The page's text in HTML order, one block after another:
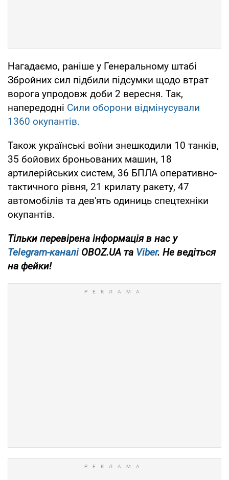
Нагадаємо, раніше у Генеральному штабі
Збройних сил підбили підсумки щодо втрат
ворога упродовж доби 2 вересня. Так,
напередодні Сили оборони відмінусували
1360 окупантів.
Також українські воїни знешкодили 10 танків,
35 бойових броньованих машин, 18
артилерійських систем, 36 БПЛА оперативно-
тактичного рівня, 21 крилату ракету, 47
автомобілів та дев'ять одиниць спецтехніки
окупантів.
Тільки перевірена інформація в нас у
Telegram-каналіOBOZ.UA та Viber. Не ведіться
на фейки!